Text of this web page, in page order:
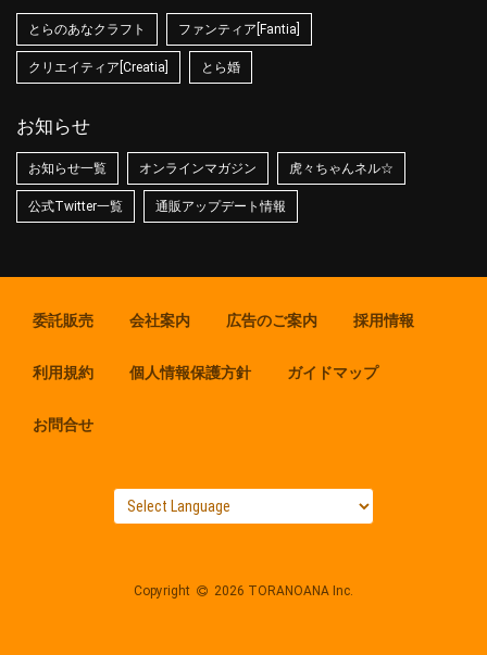
とらのあなクラフト ファンティア[Fantia]
クリエイティア[Creatia] とら婚
お知らせ
お知らせ一覧 オンラインマガジン 虎々ちゃんネル☆
公式Twitter一覧 通販アップデート情報
委託販売 会社案内 広告のご案内 採用情報
利用規約 個人情報保護方針 ガイドマップ
お問合せ
Copyright 2026 TORANOANA Inc.